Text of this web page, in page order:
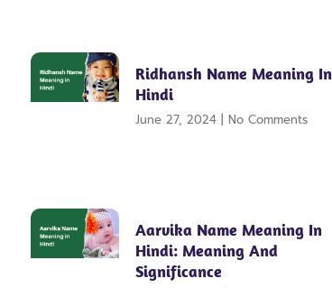
Ridhansh Name Meaning In
Hindi
June 27, 2024 No Comments
Aarvika Name Meaning In
Hindi: Meaning And
Significance